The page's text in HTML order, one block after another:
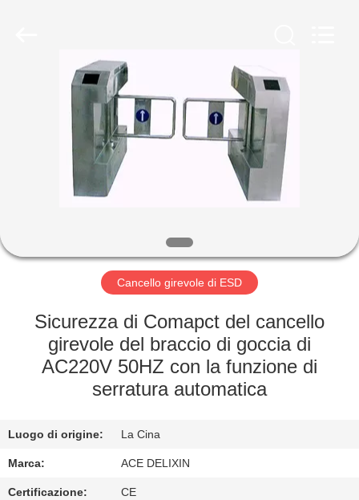
PRODOTTI
GIRO
FABBRICA
CONTROLLO
CONTATTICI
Cancello girevole di ESD
Sicurezza di Comapct del cancello
girevole del braccio di goccia di
AC220V 50HZ con la funzione di
serratura automatica
Luogo di origine: La Cina
Marca: ACE DELIXIN
Certificazione: CE